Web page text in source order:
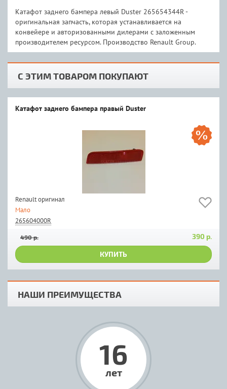
Катафот заднего бампера левый Duster 265654344R -
оригинальная запчасть, которая устанавливается на
конвейере и авторизованными дилерами с заложенным
производителем ресурсом. Производство Renault Group.
С ЭТИМ ТОВАРОМ ПОКУПАЮТ
Катафот заднего бампера правый Duster
Renault оригинал
Мало
265604000R
390 р.
490 р.
КУПИТЬ
НАШИ ПРЕИМУЩЕСТВА
16
лет